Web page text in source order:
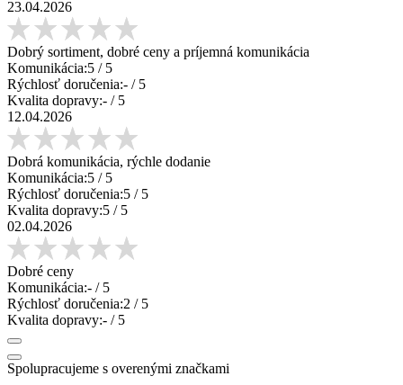
23.04.2026
Dobrý sortiment, dobré ceny a príjemná komunikácia
Komunikácia:5 / 5
Rýchlosť doručenia:- / 5
Kvalita dopravy:- / 5
12.04.2026
Dobrá komunikácia, rýchle dodanie
Komunikácia:5 / 5
Rýchlosť doručenia:5 / 5
Kvalita dopravy:5 / 5
02.04.2026
Dobré ceny
Komunikácia:- / 5
Rýchlosť doručenia:2 / 5
Kvalita dopravy:- / 5
Spolupracujeme s overenými značkami